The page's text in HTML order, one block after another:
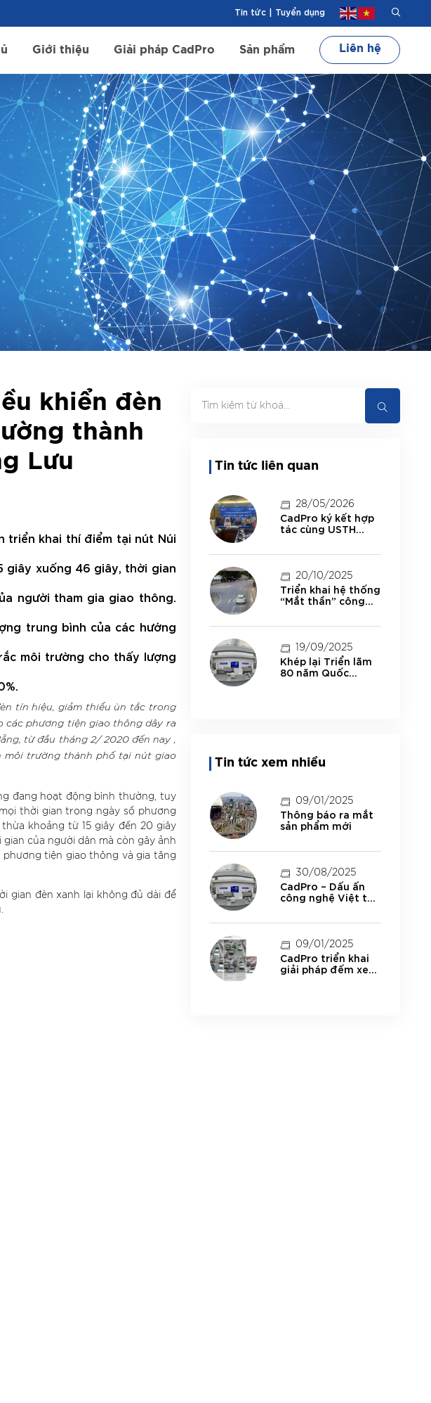
Tin tức| Tuyển dụng
Giới thiệu Giải pháp CadPro Sản phẩm Liên hệ
khiển đèn
thành
Lưu
triển khai thí điểm tại nút Núi
giây xuống 46 giây, thời gian
người tham gia giao thông.
trung bình của các hướng
môi trường cho thấy lượng
tín hiệu, giảm thiểu ùn tắc trong
phương tiện giao thông dây ra
từ đầu tháng 2/ 2020 đến nay ,
môi trường thành phố tại nút giao
đang hoạt động bình thường, tuy
thời gian trong ngày số phương
khoảng từ 15 giây đến 20 giây
của người dân mà còn gây ảnh
tiện giao thông và gia tăng
gian đèn xanh lại không đủ dài để
Tin tức liên quan
28/05/2026
CadPro ký kết hợp
tác cùng USTH
nghiên cứu và ứng
20/10/2025
Triển khai hệ thống
“Mắt thần” công
giao thông thông
19/09/2025
Khép lại Triển lãm
80 năm Quốc
Tin tức xem nhiều
09/01/2025
Thông báo ra mắt
sản phẩm mới
30/08/2025
CadPro – Dấu ấn
công nghệ Việt tại
09/01/2025
CadPro triển khai
giải pháp đếm xe